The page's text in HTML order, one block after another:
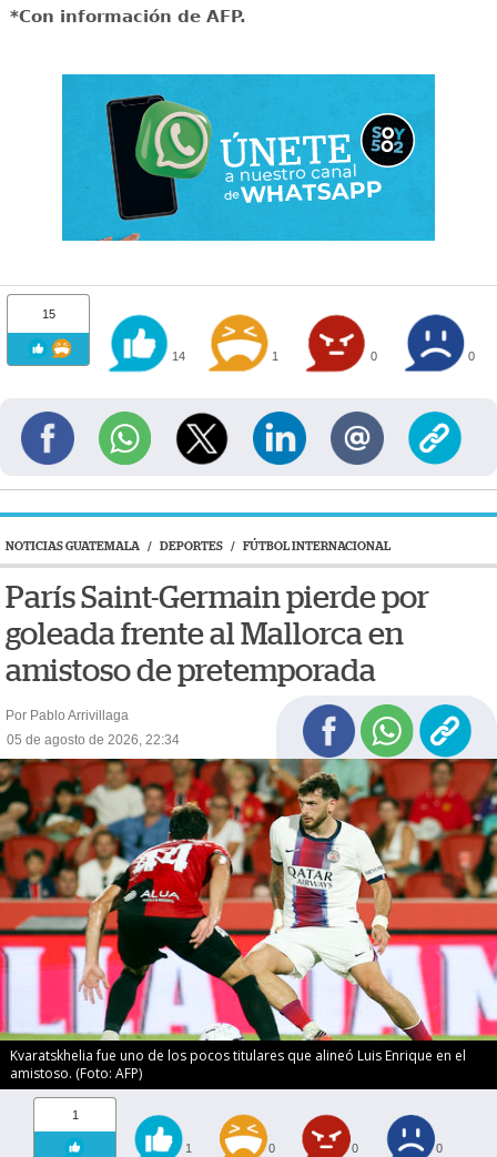
*Con información de AFP.
15
14 1 0 0
NOTICIAS GUATEMALA / DEPORTES / FÚTBOL INTERNACIONAL
París Saint-Germain pierde por
goleada frente al Mallorca en
amistoso de pretemporada
Por Pablo Arrivillaga
05 de agosto de 2026, 22:34
Kvaratskhelia fue uno de los pocos titulares que alineó Luis Enrique en el
amistoso. (Foto: AFP)
1
1 0 0 0